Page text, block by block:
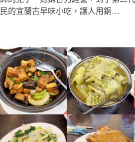
民的宜蘭古早味小吃，讓人用銅…